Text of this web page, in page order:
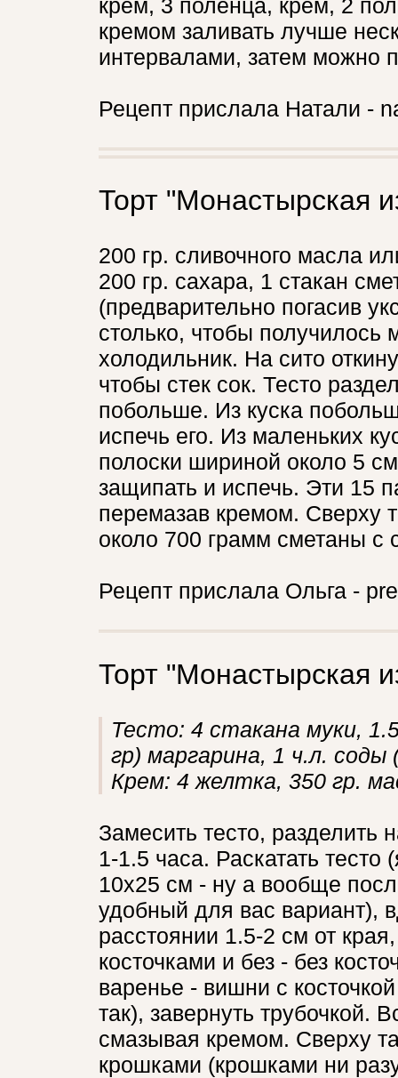
крем, 3 поленца, крем, 2
кремом заливать лучше
интервалами, затем можно
Рецепт прислала Натали -
Торт "Монастырская
200 гр. сливочного масла
200 гр. сахара, 1 стакан
(предварительно погасив
столько, чтобы получилось
холодильник. На сито
чтобы стек сок. Тесто
побольше. Из куска
испечь его. Из маленьких
полоски шириной около 5
защипать и испечь. Эти 15
перемазав кремом. Сверху
около 700 грамм сметаны с
Рецепт прислала Ольга -
Торт "Монастырская
Тесто: 4 стакана муки,
гр) маргарина, 1 ч.л. соды
Крем: 4 желтка, 350 гр.
Замесить тесто, разделить
1-1.5 часа. Раскатать
10х25 см - ну а вообще
удобный для вас вариант),
расстоянии 1.5-2 см от
косточками и без - без
варенье - вишни с
так), завернуть трубочкой.
смазывая кремом. Сверху
крошками (крошками ни